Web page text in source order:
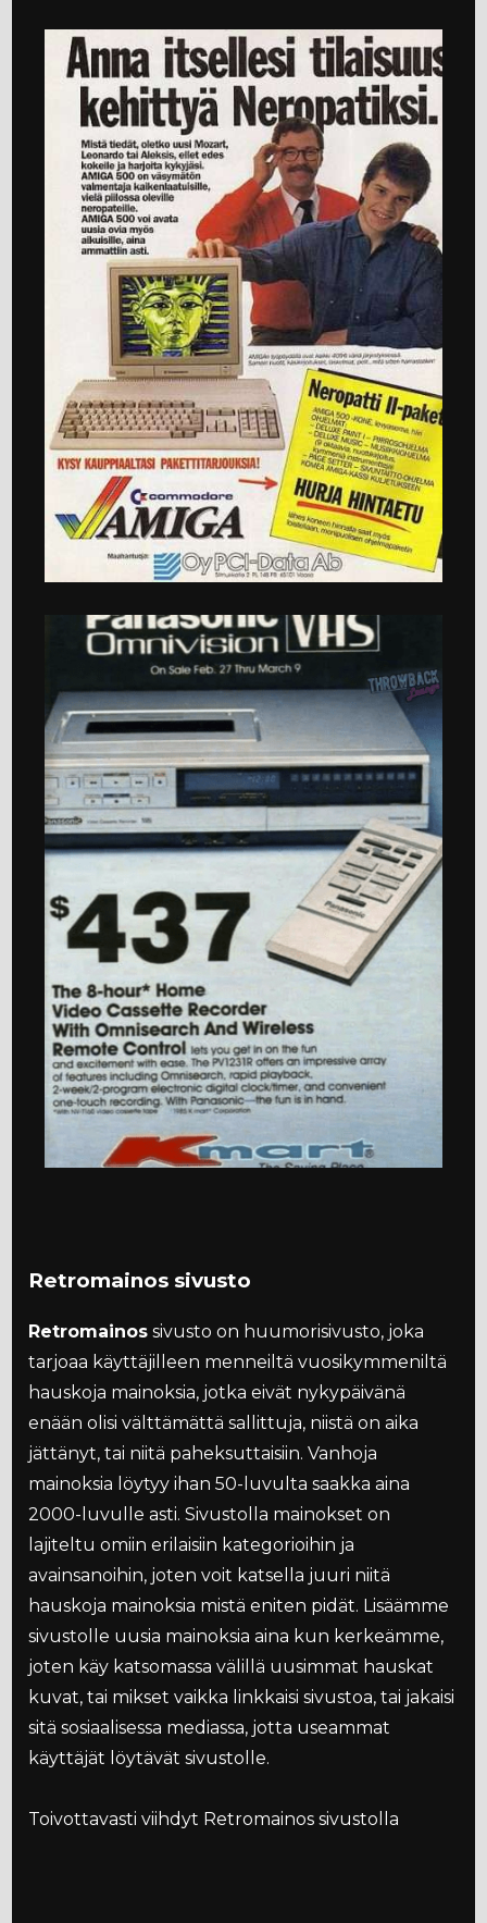
Retromainos sivusto
Retromainos sivusto on huumorisivusto, joka
tarjoaa käyttäjilleen menneiltä vuosikymmeniltä
hauskoja mainoksia, jotka eivät nykypäivänä
enään olisi välttämättä sallittuja, niistä on aika
jättänyt, tai niitä paheksuttaisiin. Vanhoja
mainoksia löytyy ihan 50-luvulta saakka aina
2000-luvulle asti. Sivustolla mainokset on
lajiteltu omiin erilaisiin kategorioihin ja
avainsanoihin, joten voit katsella juuri niitä
hauskoja mainoksia mistä eniten pidät. Lisäämme
sivustolle uusia mainoksia aina kun kerkeämme,
joten käy katsomassa välillä uusimmat hauskat
kuvat, tai mikset vaikka linkkaisi sivustoa, tai jakaisi
sitä sosiaalisessa mediassa, jotta useammat
käyttäjät löytävät sivustolle.
Toivottavasti viihdyt Retromainos sivustolla